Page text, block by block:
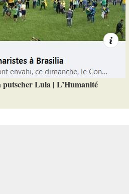
putscher Lula | L’Humanité